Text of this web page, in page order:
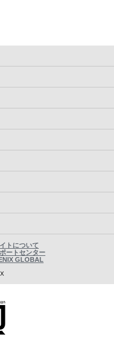
トについて
ートセンター
GLOBAL